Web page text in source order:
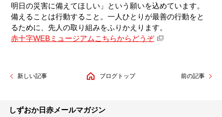
明日の災害に備えてほしい」という願いを込めています。
備えることは行動すること。一人ひとりが最善の行動をと
るために、先人の取り組みをふりかえります。
赤十字WEBミュージアムこちらからどうぞ
新しい記事 ブログトップ 前の記事
しずおか日赤メールマガジン